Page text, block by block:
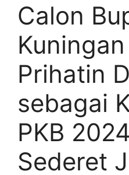
Calon
Prihatin
sebagai
PKB
Sederet